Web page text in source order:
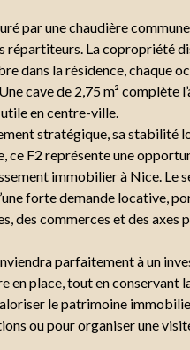
par une chaudière
répartiteurs. La copropriété
dans la résidence, chaque
cave de 2,75 m² complète
en centre-ville.
stratégique, sa stabilité
ce F2 représente une
immobilier à Nice. Le
forte demande locative,
des commerces et des axes
parfaitement à un
en place, tout en conservant
le patrimoine
ou pour organiser une